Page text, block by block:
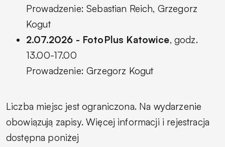
Prowadzenie: Sebastian Reich, Grzegorz
Kogut
2.07.2026 - FotoPlus Katowice, godz.
13.00-17.00
Prowadzenie: Grzegorz Kogut
Liczba miejsc jest ograniczona. Na wydarzenie
obowiązują zapisy. Więcej informacji i rejestracja
dostępna poniżej